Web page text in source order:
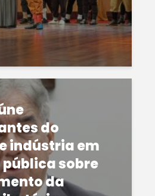
do
indústria em
sobre
da